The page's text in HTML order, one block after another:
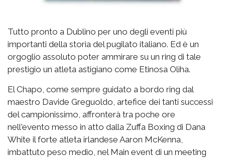
Tutto pronto a Dublino per uno degli eventi più
importanti della storia del pugilato italiano. Ed è un
orgoglio assoluto poter ammirare su un ring di tale
prestigio un atleta astigiano come Etinosa Oliha.
El Chapo, come sempre guidato a bordo ring dal
maestro Davide Greguoldo, artefice dei tanti successi
del campionissimo, affronterà tra poche ore
nell'evento messo in atto dalla Zuffa Boxing di Dana
White il forte atleta irlandese Aaron McKenna,
imbattuto peso medio, nel Main event di un meeting